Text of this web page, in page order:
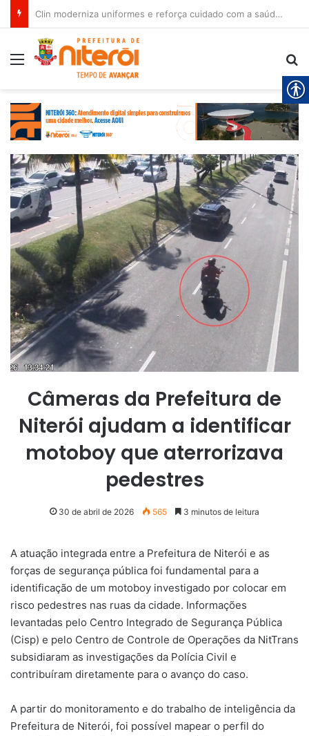
Clin moderniza uniformes e reforça cuidado com a saúde dos garis
Menu
Câmeras da Prefeitura de
Niterói ajudam a identificar
motoboy que aterrorizava
pedestres
30 de abril de 2026 565 3 minutos de leitura
A atuação integrada entre a Prefeitura de Niterói e as
forças de segurança pública foi fundamental para a
identificação de um motoboy investigado por colocar em
risco pedestres nas ruas da cidade. Informações
levantadas pelo Centro Integrado de Segurança Pública
(Cisp) e pelo Centro de Controle de Operações da NitTrans
subsidiaram as investigações da Polícia Civil e
contribuíram diretamente para o avanço do caso.
A partir do monitoramento e do trabalho de inteligência da
Prefeitura de Niterói, foi possível mapear o perfil do